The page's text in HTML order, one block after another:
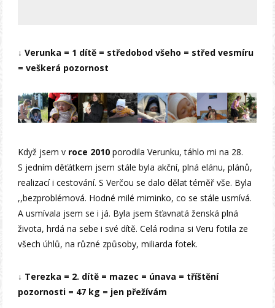
↓ Verunka = 1 dítě = středobod všeho = střed vesmíru
= veškerá pozornost
Když jsem v roce 2010 porodila Verunku, táhlo mi na 28.
S jedním děťátkem jsem stále byla akční, plná elánu, plánů,
realizací i cestování. S Verčou se dalo dělat téměř vše. Byla
,,bezproblémová. Hodné milé miminko, co se stále usmívá.
A usmívala jsem se i já. Byla jsem šťavnatá ženská plná
života, hrdá na sebe i své dítě. Celá rodina si Veru fotila ze
všech úhlů, na různé způsoby, miliarda fotek.
↓ Terezka = 2. dítě = mazec = únava = tříštění
pozornosti = 47 kg = jen přežívám